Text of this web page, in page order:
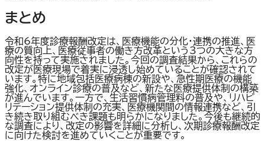
まとめ
令和6年度診療報酬改定は、医療機能の分化・連携の推進、医
療の質向上、医療従事者の働き方改革という3つの大きな方
向性を持って実施されました。今回の調査結果から、これらの
改定が医療現場で着実に浸透し始めていることが確認されて
います。特に地域包括医療病棟の新設や、急性期医療の機能
強化、オンライン診療の普及など、新たな医療提供体制の構築
が進んでいます。一方で、生活習慣病管理料の普及や、リハビ
リテーション提供体制の充実、医療機関間の情報連携など、引
き続き取り組むべき課題も明らかになりました。今後も継続的
な調査により、改定の影響を詳細に分析し、次期診療報酬改定
に向けた検討を進めていくことが重要です。